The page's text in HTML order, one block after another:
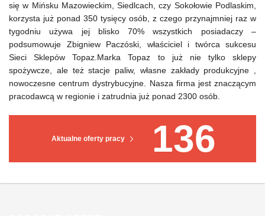
Aktualne oferty pracy 136
się w Mińsku Mazowieckim, Siedlcach, czy Sokołowie Podlaskim,
korzysta już ponad 350 tysięcy osób, z czego przynajmniej raz w
tygodniu używa jej blisko 70% wszystkich posiadaczy –
podsumowuje Zbigniew Paczóski, właściciel i twórca sukcesu
Sieci Sklepów Topaz. Marka Topaz to już nie tylko sklepy
spożywcze, ale też stacje paliw, własne zakłady produkcyjne ,
nowoczesne centrum dystrybucyjne. Nasza firma jest znaczącym
pracodawcą w regionie i zatrudnia już ponad 2300 osób.